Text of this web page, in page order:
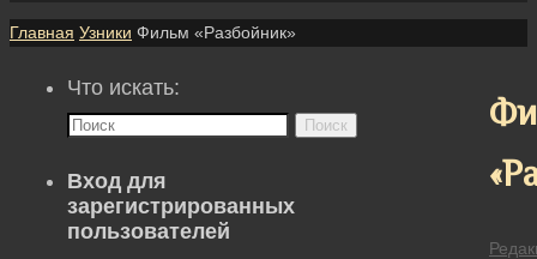
Главная Узники Фильм «Разбойник»
Что искать:
Поиск
Вход для
зарегистрированных
пользователей